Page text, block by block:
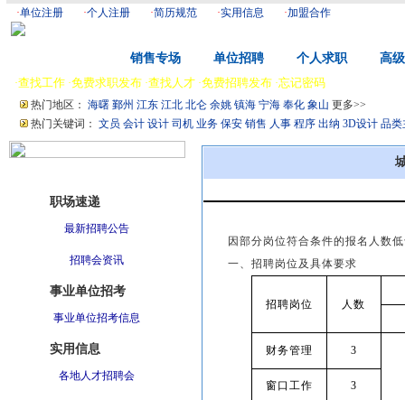
·单位注册 ·个人注册 ·简历规范 ·实用信息 ·加盟合作
销售专场 单位招聘 个人求职 高
·查找工作 ·免费求职发布 ·查找人才 ·免费招聘发布 ·忘记密码
热门地区： 海曙 鄞州 江东 江北 北仑 余姚 镇海 宁海 奉化 象山 更多>>
热门关键词： 文员 会计 设计 司机 业务 保安 销售 人事 程序 出纳 3D设计 品类
职场速递
最新招聘公告
招聘会资讯
事业单位招考
事业单位招考信息
实用信息
各地人才招聘会
因部分岗位符合条件的报名人数
一、招聘岗位及具体要求
招聘岗位 人数
财务管理 3
窗口工作 3